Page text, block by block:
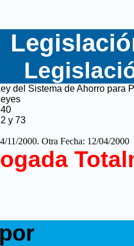
del Sistema de Ahorro para
y 73
11/2000. Otra Fecha: 12/04/2000